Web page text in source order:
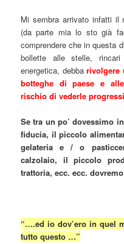
Mi sembra arrivato infatti il
(da parte mia lo sto già
comprendere che in questa
bollette alle stelle,
energetica, debbarivolgere
botteghe di paese e
rischio di vederle
Se tra un po’ dovessimo
fiducia, il piccolo
gelateria e / o
calzolaio, il piccolo
trattoria, ecc. ecc.
“….ed io dov’ero in quel
tutto questo …”